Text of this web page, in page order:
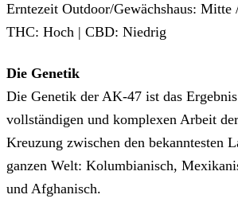
Erntezeit Outdoor/Gewächshaus: Mitte
THC: Hoch | CBD: Niedrig
Die Genetik
Die Genetik der AK-47 ist das
vollständigen und komplexen Arbeit
Kreuzung zwischen den bekanntesten
ganzen Welt: Kolumbianisch,
und Afghanisch.